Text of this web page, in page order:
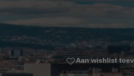
Aan wishlist